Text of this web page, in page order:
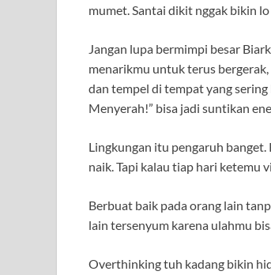
mumet. Santai dikit nggak bikin lo
Jangan lupa bermimpi besar
menarikmu untuk terus
dan tempel di tempat yang
Menyerah!” bisa jadi suntikan
Lingkungan itu pengaruh
naik. Tapi kalau tiap hari ketemu
Berbuat baik pada orang lain
lain tersenyum karena ulahmu
Overthinking tuh kadang bikin